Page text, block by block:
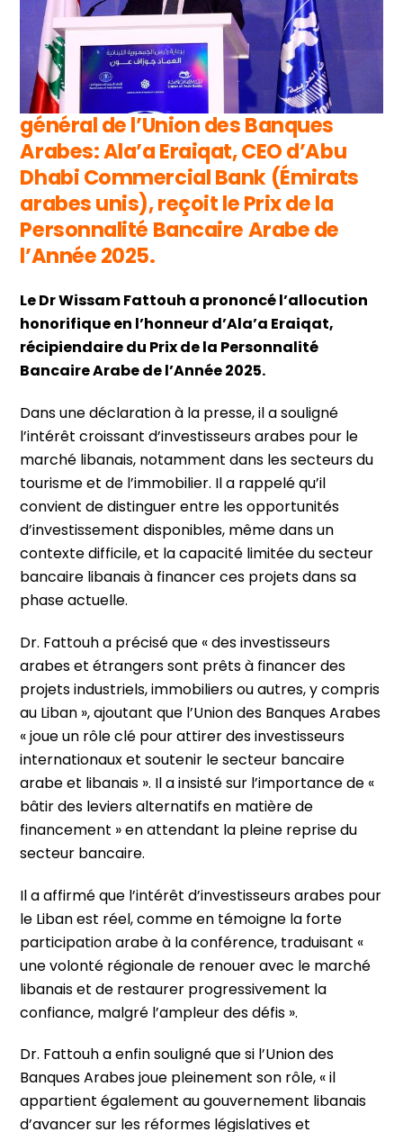
général de l’Union des Banques
Arabes: Ala’a Eraiqat, CEO d’Abu
Dhabi Commercial Bank (Émirats
arabes unis), reçoit le Prix de la
Personnalité Bancaire Arabe de
l’Année 2025.
Le Dr Wissam Fattouh a prononcé l’allocution
honorifique en l’honneur d’Ala’a Eraiqat,
récipiendaire du Prix de la Personnalité
Bancaire Arabe de l’Année 2025.
Dans une déclaration à la presse, il a souligné
l’intérêt croissant d’investisseurs arabes pour le
marché libanais, notamment dans les secteurs du
tourisme et de l’immobilier. Il a rappelé qu’il
convient de distinguer entre les opportunités
d’investissement disponibles, même dans un
contexte difficile, et la capacité limitée du secteur
bancaire libanais à financer ces projets dans sa
phase actuelle.
Dr. Fattouh a précisé que « des investisseurs
arabes et étrangers sont prêts à financer des
projets industriels, immobiliers ou autres, y compris
au Liban », ajoutant que l’Union des Banques Arabes
« joue un rôle clé pour attirer des investisseurs
internationaux et soutenir le secteur bancaire
arabe et libanais ». Il a insisté sur l’importance de «
bâtir des leviers alternatifs en matière de
financement » en attendant la pleine reprise du
secteur bancaire.
Il a affirmé que l’intérêt d’investisseurs arabes pour
le Liban est réel, comme en témoigne la forte
participation arabe à la conférence, traduisant «
une volonté régionale de renouer avec le marché
libanais et de restaurer progressivement la
confiance, malgré l’ampleur des défis ».
Dr. Fattouh a enfin souligné que si l’Union des
Banques Arabes joue pleinement son rôle, « il
appartient également au gouvernement libanais
d’avancer sur les réformes législatives et